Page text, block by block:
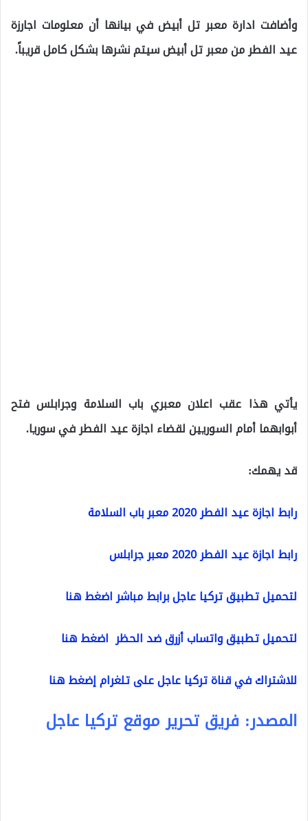
وأضافت ادارة معبر تل أبيض في بيانها أن معلومات اجارزة
عيد الفطر من معبر تل أبيض سيتم نشرها بشكل كامل قريباً.
يأتي هذا عقب اعلان معبري باب السلامة وجرابلس فتح
أبوابهما أمام السوريين لقضاء اجازة عيد الفطر في سوريا.
قد يهمك:
رابط اجازة عيد الفطر 2020 معبر باب السلامة
رابط اجازة عيد الفطر 2020 معبر جرابلس
لتحميل تطبيق تركيا عاجل برابط مباشر اضغط هنا
لتحميل تطبيق واتساب أزرق ضد الحظر اضغط هنا
للاشتراك في قناة تركيا عاجل على تلغرام إضغط هنا
المصدر: فريق تحرير موقع تركيا عاجل